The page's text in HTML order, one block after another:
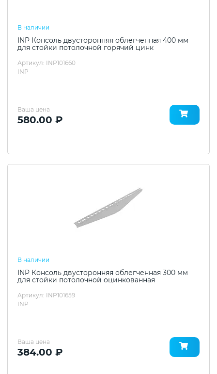
В наличии
INP Консоль двусторонняя облегченная 400 мм
для стойки потолочной горячий цинк
Артикул: INP101660
INP
Ваша цена
580.00 ₽
В наличии
INP Консоль двусторонняя облегченная 300 мм
для стойки потолочной оцинкованная
Артикул: INP101659
INP
Ваша цена
384.00 ₽